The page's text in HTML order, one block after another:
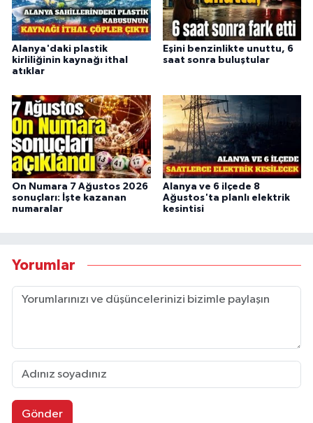
Alanya'daki plastik
kirliliğinin kaynağı ithal
atıklar
Eşini benzinlikte unuttu, 6
saat sonra buluştular
On Numara 7 Ağustos 2026
sonuçları: İşte kazanan
numaralar
Alanya ve 6 ilçede 8
Ağustos'ta planlı elektrik
kesintisi
Yorumlar
Gönder